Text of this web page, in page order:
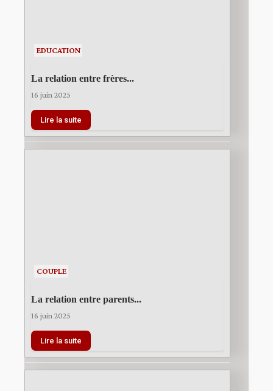
EDUCATION
La relation entre frères...
16 juin 2025
Lire la suite
COUPLE
La relation entre parents...
16 juin 2025
Lire la suite